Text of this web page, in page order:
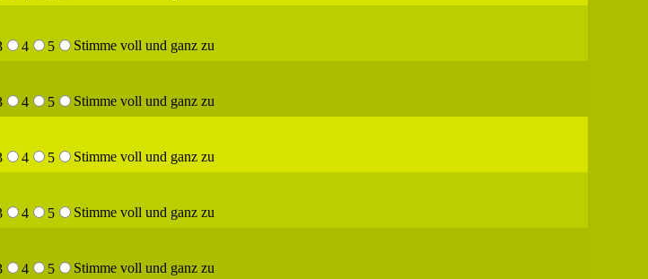
4 5
Stimme voll und ganz zu
4 5
Stimme voll und ganz zu
4 5
Stimme voll und ganz zu
4 5
Stimme voll und ganz zu
4 5
Stimme voll und ganz zu